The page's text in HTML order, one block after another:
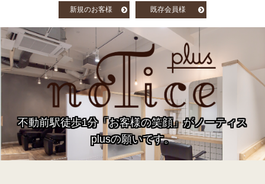
新規のお客様 既存会員様
salon info
concept
customer voice
staff
不動前駅徒歩1分「お客様の笑顔」がノーティス
plusの願いです。